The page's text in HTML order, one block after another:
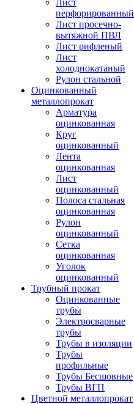
Лист
перфорированный
Лист просечно-
вытяжной ПВЛ
Лист рифленый
Лист
холоднокатаный
Рулон стальной
Оцинкованный
металлопрокат
Арматура
оцинкованная
Круг
оцинкованный
Лента
оцинкованная
Лист
оцинкованный
Полоса стальная
оцинкованная
Рулон
оцинкованный
Сетка
оцинкованная
Уголок
оцинкованный
Трубный прокат
Оцинкованные
трубы
Электросварные
трубы
Трубы в изоляции
Трубы
профильные
Трубы Бесшовные
Трубы ВГП
Цветной металлопрокат